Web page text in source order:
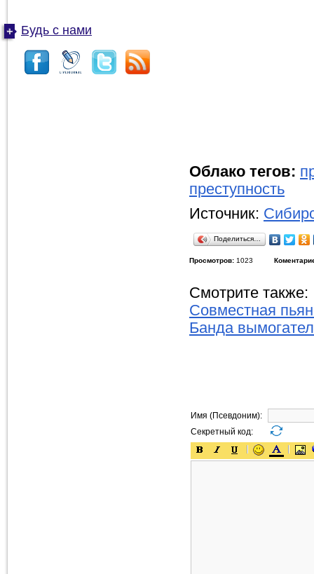
Будь с нами
Облако тегов:
преступность
Источник:
Поделиться…
Просмотров: 1023
Смотрите также:
Совместная
Банда
Имя (Псевдоним):
Секретный код: